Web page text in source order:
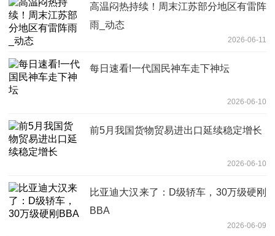
高温闷热持续！周末江苏部分地区有雷阵
雨_动态
2026-06-11
每日速看!一代国民神车走下神坛
2026-06-10
前5月我国货物贸易进出口延续稳定增长
2026-06-10
比亚迪大汉来了：D级轿车，30万级硬刚
BBA
2026-06-09